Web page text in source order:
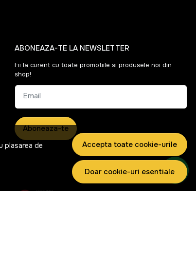
plasarea de
Accepta toate cookie-urile
Doar cookie-uri esentiale
ABONEAZA-TE LA NEWSLETTER
Fii la curent cu toate promotiile si produsele noi din
shop!
Email
Aboneaza-te